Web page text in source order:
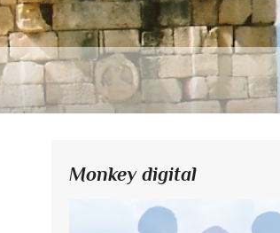
Monkey digital